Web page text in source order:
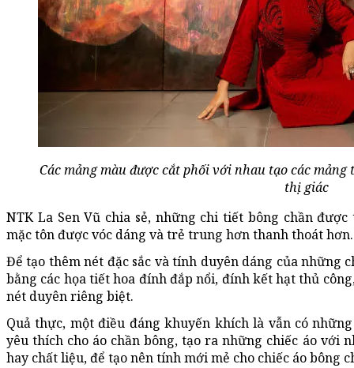
Các mảng màu được cắt phối với nhau tạo các mảng
thị giác
NTK La Sen Vũ chia sẻ, những chi tiết bông chần
mặc tôn được vóc dáng và trẻ trung hơn thanh thoát hơn.
Để tạo thêm nét đặc sắc và tính duyên dáng của những
bằng các họa tiết hoa đính đắp nổi, đính kết hạt thủ
nét duyên riêng biệt.
Quả thực, một điều đáng khuyến khích là vẫn có
yêu thích cho áo chần bông, tạo ra những chiếc áo với
hay chất liệu, để tạo nên tính mới mẻ cho chiếc áo bông